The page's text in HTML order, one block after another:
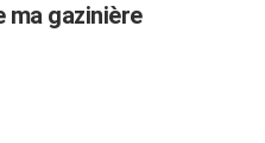
ma gazinière